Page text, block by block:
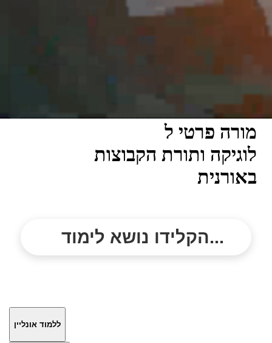
מורה פרטי ל
לוגיקה ותורת הקבוצות
באורנית
הקלידו נושא לימוד...
ללמוד אונליין